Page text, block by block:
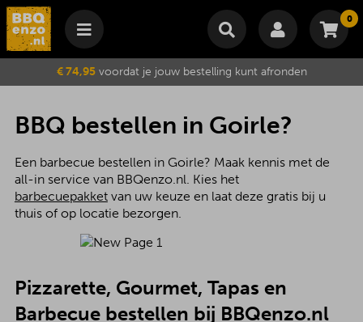
0
Winkelmand
Je winkelwagen is momenteel leeg.
Subtotaal €
Wijzig winkelmand Bestellen
€ 74,95voordat je jouw bestelling kunt afronden
BBQ bestellen in Goirle?
Een barbecue bestellen in Goirle? Maak kennis met de
all-in service van BBQenzo.nl. Kies het
barbecuepakketvan uw keuze en laat deze gratis bij u
thuis of op locatie bezorgen.
Pizzarette, Gourmet, Tapas en
Barbecue bestellen bij BBQenzo.nl